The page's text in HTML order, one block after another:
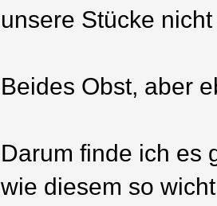
unsere Stücke
Beides Obst, aber
Darum finde ich es
wie diesem so